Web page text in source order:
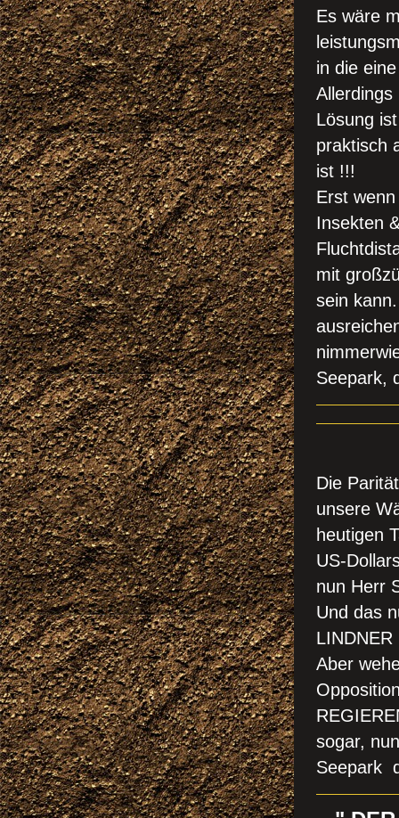
Es wäre
in die
Lösung
praktisch
ist !!!
Erst
Insekten
mit
sein kann.
Seepark,
Die
unsere
heutigen
US-
nun Herr
Und das
LINDNER
Aber
sogar,
Seepark